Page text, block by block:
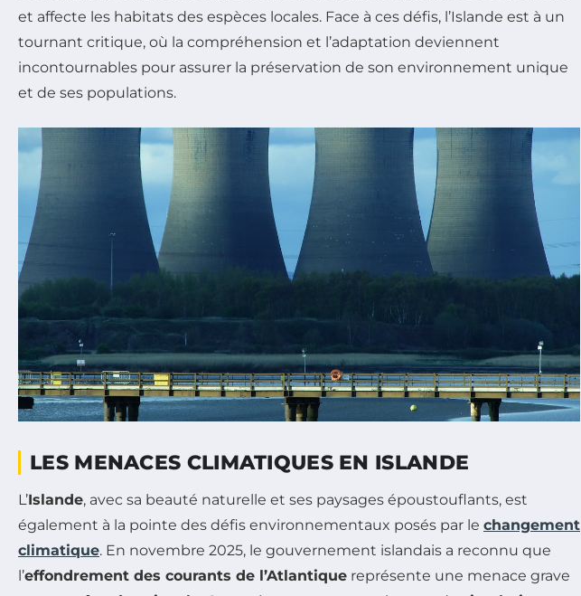
et affecte les habitats des espèces locales. Face à ces défis, l’Islande est à un
tournant critique, où la compréhension et l’adaptation deviennent
incontournables pour assurer la préservation de son environnement unique
et de ses populations.
LES MENACES CLIMATIQUES EN ISLANDE
L’Islande, avec sa beauté naturelle et ses paysages époustouflants, est
également à la pointe des défis environnementaux posés par le changement
climatique. En novembre 2025, le gouvernement islandais a reconnu que
l’effondrement des courants de l’Atlantique représente une menace grave